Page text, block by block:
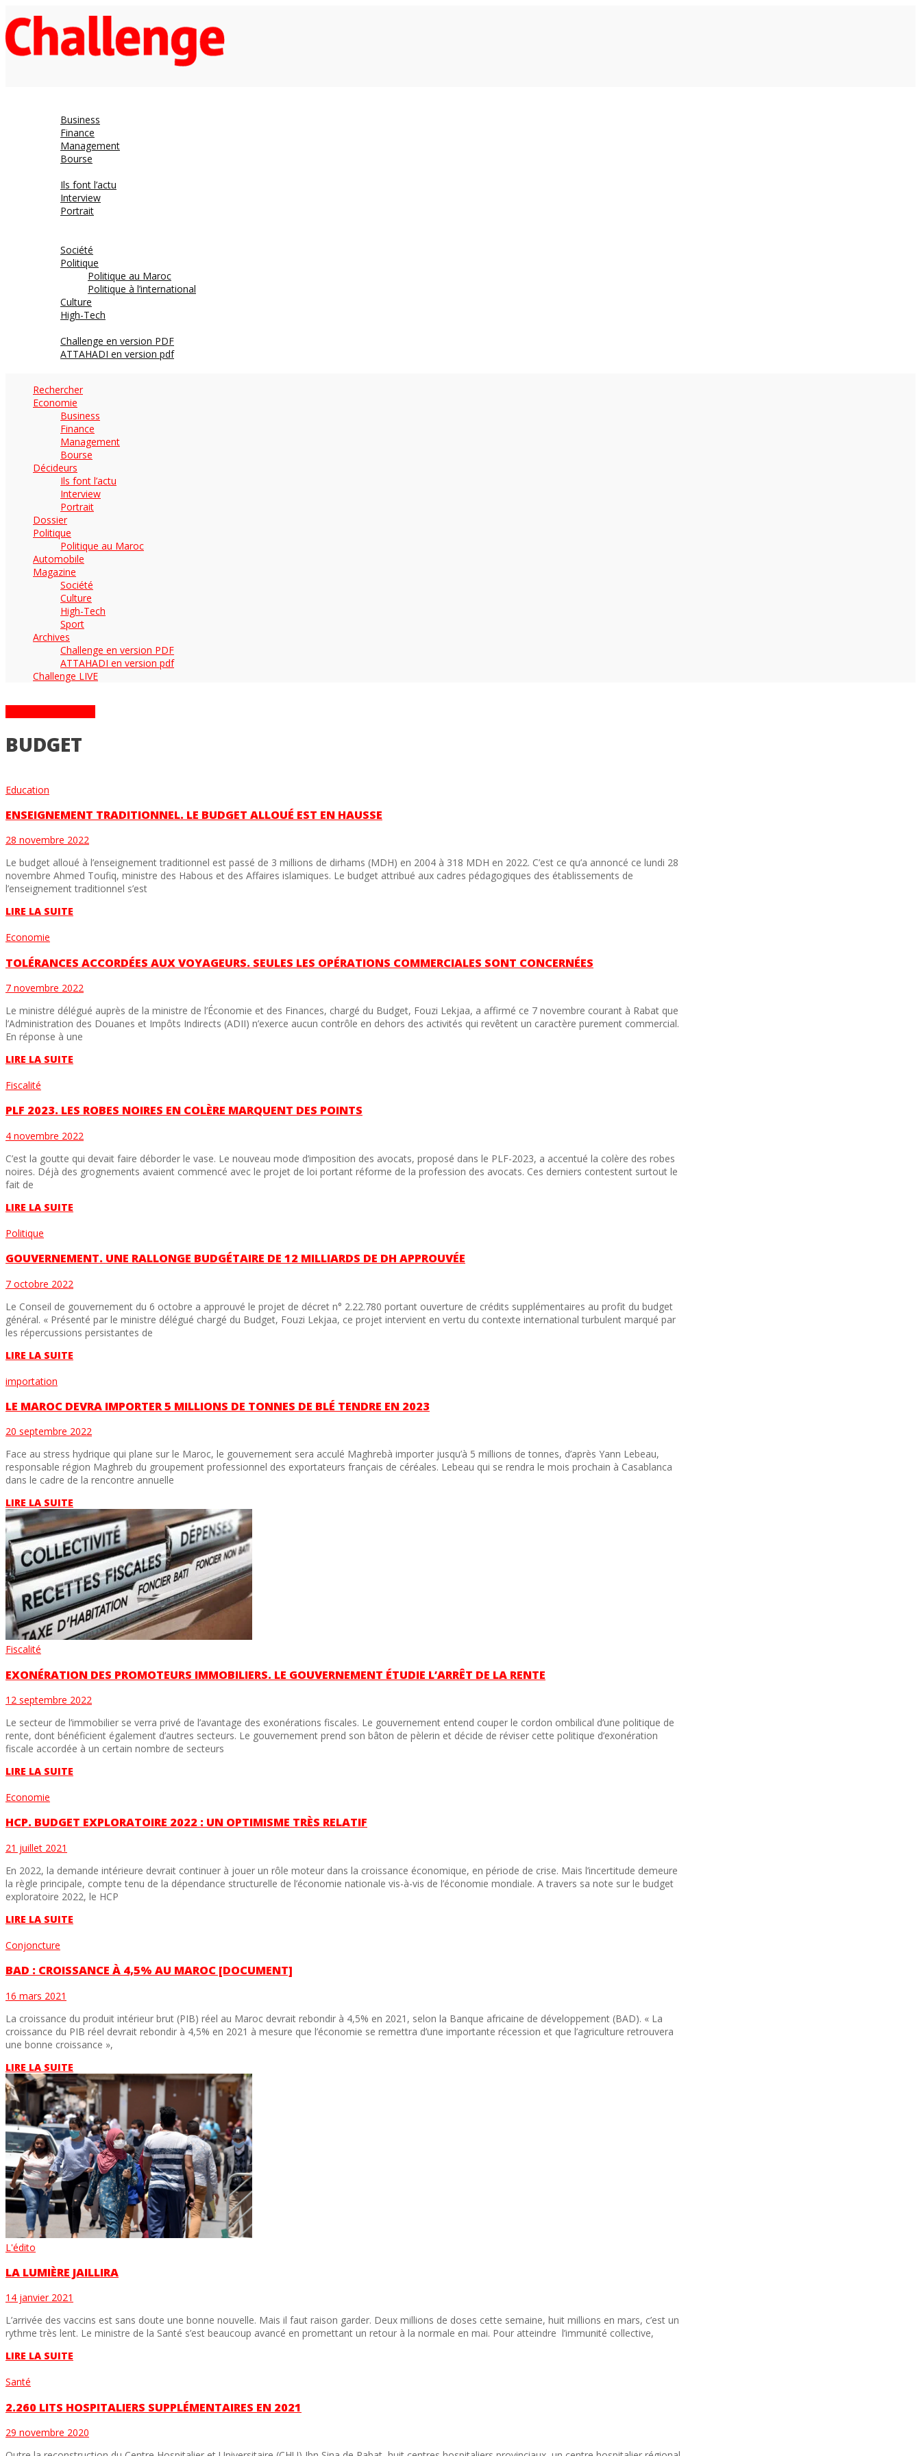
Business
Finance
Management
Bourse
Ils font l’actu
Interview
Portrait
Société
Politique
Politique au Maroc
Politique à l’international
Culture
High-Tech
Challenge en version PDF
ATTAHADI en version pdf
Rechercher
Economie
Business
Finance
Management
Bourse
Décideurs
Ils font l’actu
Interview
Portrait
Dossier
Politique
Politique au Maroc
Automobile
Magazine
Société
Culture
High-Tech
Sport
Archives
Challenge en version PDF
ATTAHADI en version pdf
Challenge LIVE
BUDGET
Education
ENSEIGNEMENT TRADITIONNEL. LE BUDGET ALLOUÉ EST EN HAUSSE
28 novembre 2022
Le budget alloué à l’enseignement traditionnel est passé de 3 millions de dirhams (MDH) en 2004 à 318 MDH en 2022. C’est ce qu’a annoncé ce lundi 28
novembre Ahmed Toufiq, ministre des Habous et des Affaires islamiques. Le budget attribué aux cadres pédagogiques des établissements de
l’enseignement traditionnel s’est
LIRE LA SUITE
Economie
TOLÉRANCES ACCORDÉES AUX VOYAGEURS. SEULES LES OPÉRATIONS COMMERCIALES SONT CONCERNÉES
7 novembre 2022
Le ministre délégué auprès de la ministre de l’Économie et des Finances, chargé du Budget, Fouzi Lekjaa, a affirmé ce 7 novembre courant à Rabat que
l’Administration des Douanes et Impôts Indirects (ADII) n’exerce aucun contrôle en dehors des activités qui revêtent un caractère purement commercial.
En réponse à une
LIRE LA SUITE
Fiscalité
PLF 2023. LES ROBES NOIRES EN COLÈRE MARQUENT DES POINTS
4 novembre 2022
C’est la goutte qui devait faire déborder le vase. Le nouveau mode d’imposition des avocats, proposé dans le PLF-2023, a accentué la colère des robes
noires. Déjà des grognements avaient commencé avec le projet de loi portant réforme de la profession des avocats. Ces derniers contestent surtout le
fait de
LIRE LA SUITE
Politique
GOUVERNEMENT. UNE RALLONGE BUDGÉTAIRE DE 12 MILLIARDS DE DH APPROUVÉE
7 octobre 2022
Le Conseil de gouvernement du 6 octobre a approuvé le projet de décret n° 2.22.780 portant ouverture de crédits supplémentaires au profit du budget
général. « Présenté par le ministre délégué chargé du Budget, Fouzi Lekjaa, ce projet intervient en vertu du contexte international turbulent marqué par
les répercussions persistantes de
LIRE LA SUITE
importation
LE MAROC DEVRA IMPORTER 5 MILLIONS DE TONNES DE BLÉ TENDRE EN 2023
20 septembre 2022
Face au stress hydrique qui plane sur le Maroc, le gouvernement sera acculé Maghrebà importer jusqu’à 5 millions de tonnes, d’après Yann Lebeau,
responsable région Maghreb du groupement professionnel des exportateurs français de céréales. Lebeau qui se rendra le mois prochain à Casablanca
dans le cadre de la rencontre annuelle
LIRE LA SUITE
Fiscalité
EXONÉRATION DES PROMOTEURS IMMOBILIERS. LE GOUVERNEMENT ÉTUDIE L’ARRÊT DE LA RENTE
12 septembre 2022
Le secteur de l’immobilier se verra privé de l’avantage des exonérations fiscales. Le gouvernement entend couper le cordon ombilical d’une politique de
rente, dont bénéficient également d’autres secteurs. Le gouvernement prend son bâton de pèlerin et décide de réviser cette politique d’exonération
fiscale accordée à un certain nombre de secteurs
LIRE LA SUITE
Economie
HCP. BUDGET EXPLORATOIRE 2022 : UN OPTIMISME TRÈS RELATIF
21 juillet 2021
En 2022, la demande intérieure devrait continuer à jouer un rôle moteur dans la croissance économique, en période de crise. Mais l’incertitude demeure
la règle principale, compte tenu de la dépendance structurelle de l’économie nationale vis-à-vis de l’économie mondiale. A travers sa note sur le budget
exploratoire 2022, le HCP
LIRE LA SUITE
Conjoncture
BAD : CROISSANCE À 4,5% AU MAROC [DOCUMENT]
16 mars 2021
La croissance du produit intérieur brut (PIB) réel au Maroc devrait rebondir à 4,5% en 2021, selon la Banque africaine de développement (BAD). « La
croissance du PIB réel devrait rebondir à 4,5% en 2021 à mesure que l’économie se remettra d’une importante récession et que l’agriculture retrouvera
une bonne croissance »,
LIRE LA SUITE
L'édito
LA LUMIÈRE JAILLIRA
14 janvier 2021
L’arrivée des vaccins est sans doute une bonne nouvelle. Mais il faut raison garder. Deux millions de doses cette semaine, huit millions en mars, c’est un
rythme très lent. Le ministre de la Santé s’est beaucoup avancé en promettant un retour à la normale en mai. Pour atteindre l’immunité collective,
LIRE LA SUITE
Santé
2.260 LITS HOSPITALIERS SUPPLÉMENTAIRES EN 2021
29 novembre 2020